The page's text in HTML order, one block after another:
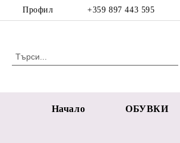
Профил +359 897 443 595
Начало ОБУВКИ